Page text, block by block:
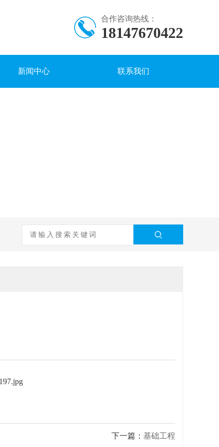
合作咨询热线：
18147670422
新闻中心 联系我们
下一篇： 基础工程